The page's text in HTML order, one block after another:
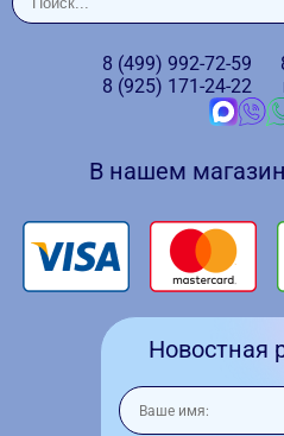
8 (499) 992-72-59
8 (925) 171-24-22
В нашем
Новостная